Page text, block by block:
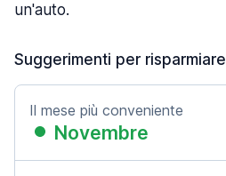
un'auto.
Suggerimenti per risparmiare
Il mese più conveniente
Novembre